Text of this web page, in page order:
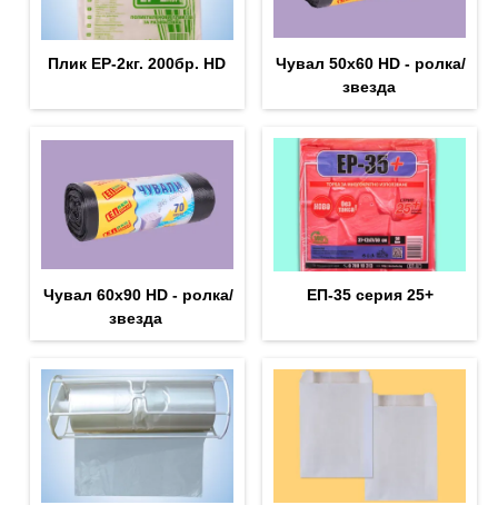
Плик EP-2кг. 200бр. HD
Чувал 50х60 HD - ролка/
звезда
Чувал 60х90 HD - ролка/
звезда
ЕП-35 серия 25+